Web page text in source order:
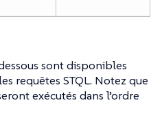
sont disponibles
requêtes STQL. Notez que
exécutés dans l’ordre